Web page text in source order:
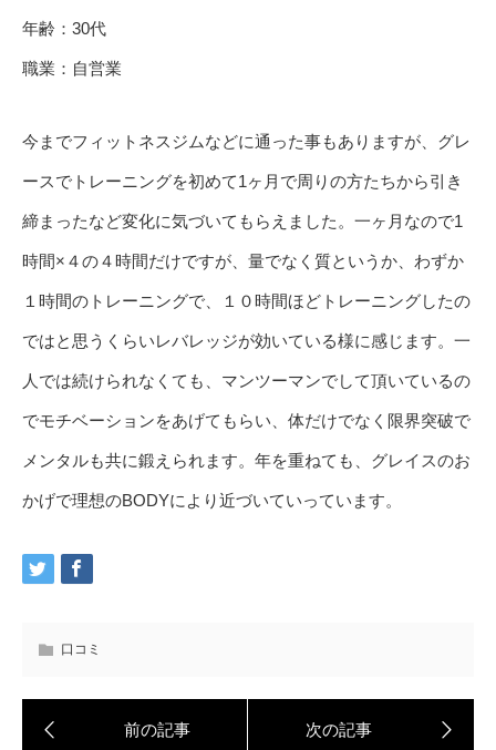
年齢：30代
職業：自営業
今までフィットネスジムなどに通った事もありますが、グレ
ースでトレーニングを初めて1ヶ月で周りの方たちから引き
締まったなど変化に気づいてもらえました。一ヶ月なので1
時間×４の４時間だけですが、量でなく質というか、わずか
１時間のトレーニングで、１０時間ほどトレーニングしたの
ではと思うくらいレバレッジが効いている様に感じます。一
人では続けられなくても、マンツーマンでして頂いているの
でモチベーションをあげてもらい、体だけでなく限界突破で
メンタルも共に鍛えられます。年を重ねても、グレイスのお
かげで理想のBODYにより近づいていっています。
口コミ